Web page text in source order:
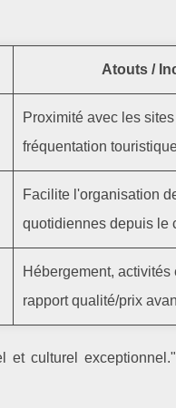
Atouts /
Proximité avec les
fréquentation
Facilite l'organisation
quotidiennes depuis le
Hébergement,
rapport qualité/prix
et culturel